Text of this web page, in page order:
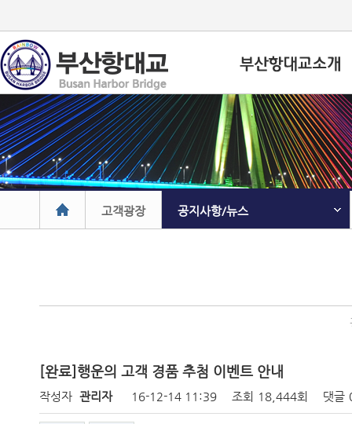
고객광장 공지사항/뉴스
[완료]행운의 고객 경품 추첨 이벤트 안내
작성자 관리자 16-12-14 11:39 조회 18,444회 댓글